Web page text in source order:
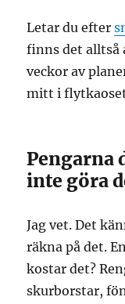
Letar du efter
finns det alltså
veckor av
mitt i
Pengarna
inte göra
Jag vet. Det
räkna på det.
kostar det?
skurborstar,